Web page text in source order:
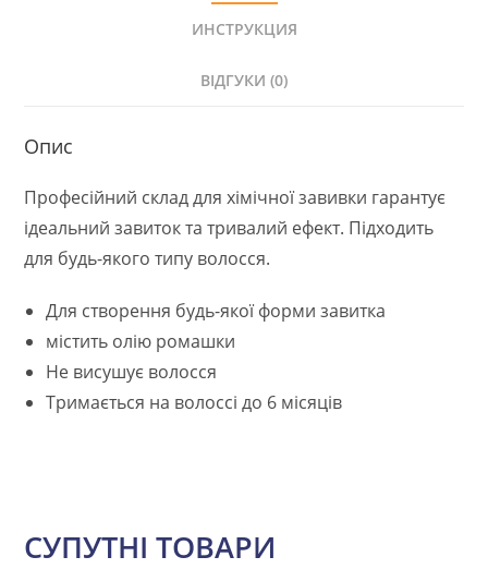
ИНСТРУКЦИЯ
ВІДГУКИ (0)
Опис
Професійний склад для хімічної завивки гарантує
ідеальний завиток та тривалий ефект. Підходить
для будь-якого типу волосся.
Для створення будь-якої форми завитка
містить олію ромашки
Не висушує волосся
Тримається на волоссі до 6 місяців
СУПУТНІ ТОВАРИ